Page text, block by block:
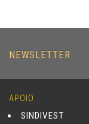
NEWSLETTER
APOIO
SINDIVEST